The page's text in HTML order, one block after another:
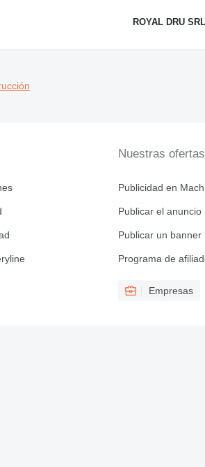
ROYAL DRU SRL
Nuestras ofertas
Publicidad en
Publicar el anuncio
Publicar un banner
Programa de
Empresas